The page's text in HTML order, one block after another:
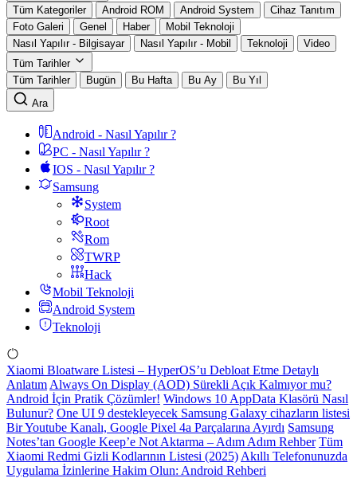
Tüm Kategoriler
Android ROM Android System
Cihaz Tanıtım
Foto Galeri
Genel Haber
Mobil Teknoloji
Nasıl Yapılır - Bilgisayar
Nasıl Yapılır - Mobil Teknoloji
Video
Tüm Tarihler
Tüm Tarihler
Bugün Bu Hafta Bu Ay
Bu Yıl
Ara
Android - Nasıl Yapılır ?
PC - Nasıl Yapılır ?
IOS - Nasıl Yapılır ?
Samsung
System
Root
Rom
TWRP
Hack
Mobil Teknoloji
Android System
Teknoloji
Xiaomi Bloatware Listesi – HyperOS’u Debloat Etme Detaylı
Anlatım Always On Display (AOD) Sürekli Açık Kalmıyor mu?
Android İçin Pratik Çözümler! Windows 10 AppData Klasörü Nasıl
Bulunur? One UI 9 destekleyecek Samsung Galaxy cihazların listesi
Bir Youtube Kanalı, Google Pixel 4a Parçalarına Ayırdı Samsung
Notes’tan Google Keep’e Not Aktarma – Adım Adım Rehber Tüm
Xiaomi Redmi Gizli Kodlarının Listesi (2025) Akıllı Telefonunuzda
Uygulama İzinlerine Hakim Olun: Android Rehberi